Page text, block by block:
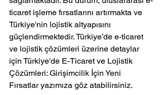
ticaret işleme fırsatlarını artırmakta ve
Türkiye'nin lojistik altyapısını
güçlendirmektedir. Türkiye’de e-ticaret
ve lojistik çözümleri üzerine detaylar
için Türkiye'de E-Ticaret ve Lojistik
Çözümleri: Girişimcilik İçin Yeni
Fırsatlar yazımıza göz atabilirsiniz.